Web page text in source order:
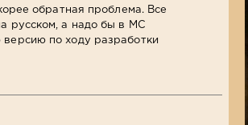
обратная проблема. Все
русском, а надо бы в МС
версию по ходу разработки